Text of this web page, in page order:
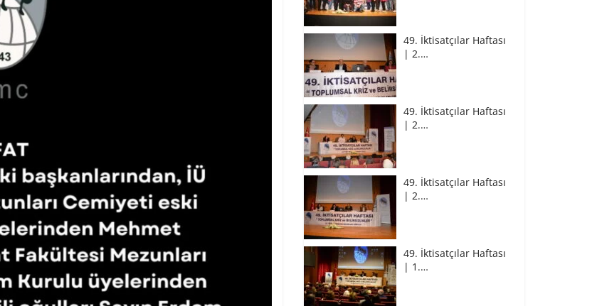
49. İktisatçılar Haftası
| 2.…
49. İktisatçılar Haftası
| 2.…
49. İktisatçılar Haftası
| 2.…
49. İktisatçılar Haftası
| 1.…